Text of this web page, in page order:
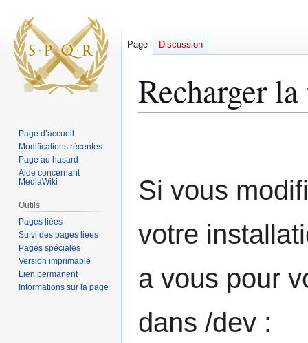
Recharger
Si vous
votre
a vous pour
dans /dev :
Page Discussion
Page d’accueil
Modifications récentes
Page au hasard
Aide concernant
MediaWiki
Outils
Pages liées
Suivi des pages liées
Pages spéciales
Version imprimable
Lien permanent
Informations sur la page